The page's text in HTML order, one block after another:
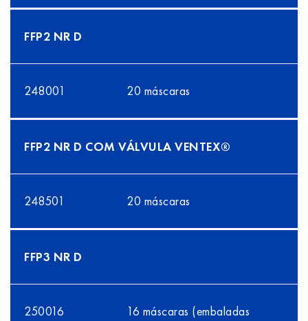
FFP2 NR D
248001 20 máscaras
FFP2 NR D COM VÁLVULA VENTEX®
248501 20 máscaras
FFP3 NR D
250016
16 máscaras (embaladas